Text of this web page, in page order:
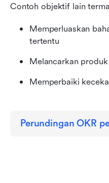
Contoh objektif lain
Memperluaskan
tertentu
Melancarkan
Memperbaiki
Perundingan OKR